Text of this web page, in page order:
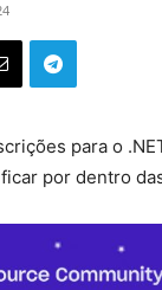
para o
por dentro